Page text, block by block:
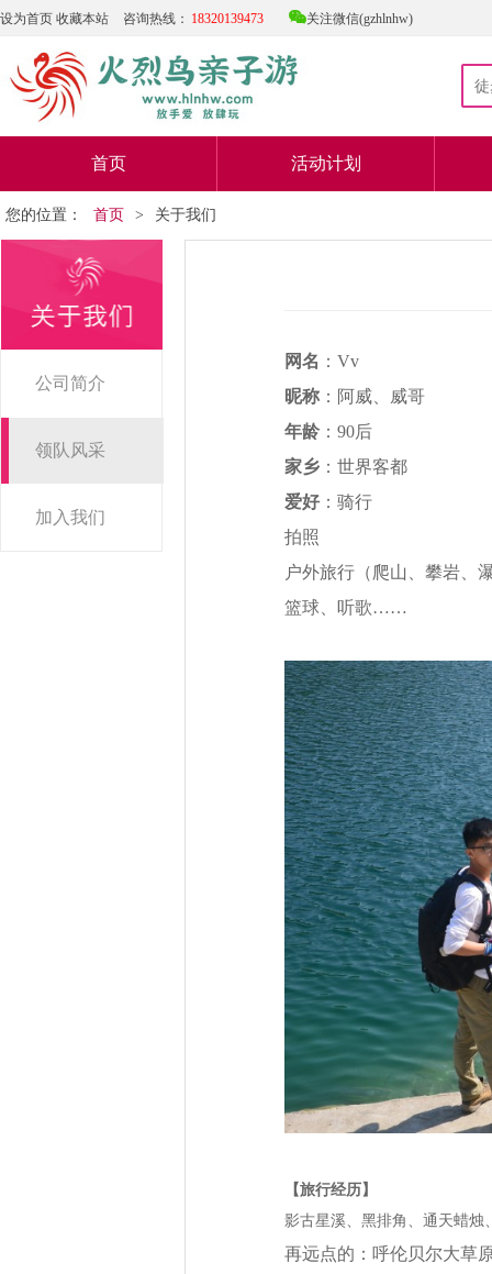
设为首页 收藏本站 咨询热线： 18320139473 关注微信(gzhlnhw)
首页 活动计划
您的位置： 首页 > 关于我们
公司简介
领队风采
加入我们
网名 ： Vv
昵称 ：阿威、威哥
年龄 ： 90后
家乡 ：世界客都
爱好：骑行
拍照
户外旅行（爬山、攀岩
篮球、听歌……
【旅行经历】
影古星溪、黑排角、通天蜡
再远点的：呼伦贝尔大草